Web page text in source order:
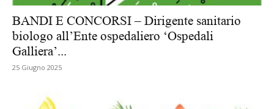
BANDI E CONCORSI – Dirigente sanitario
biologo all’Ente ospedaliero ‘Ospedali
Galliera’...
25 Giugno 2025